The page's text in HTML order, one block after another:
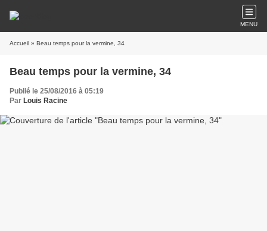
MENU
Accueil » Beau temps pour la vermine, 34
Beau temps pour la vermine, 34
Publié le 25/08/2016 à 05:19
Par Louis Racine